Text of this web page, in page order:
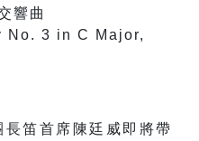
響曲
No. 3 in C Major,
笛首席陳廷威即將帶